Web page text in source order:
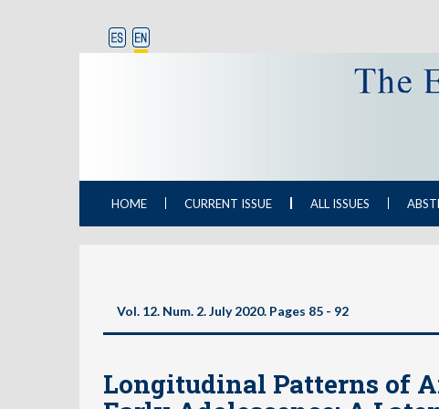
HOME CURRENT ISSUE ALL ISSUES
Vol. 12. Num. 2. July 2020. Pages 85 - 92
Longitudinal Patterns of